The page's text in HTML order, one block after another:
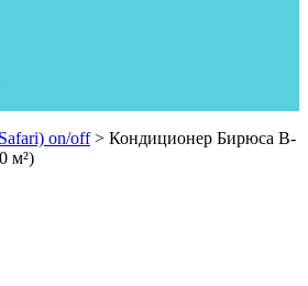
on/off> Кондиционер Бирюса B-
м²)